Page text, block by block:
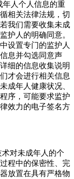
年人个人信息的重
相关法律法规，切
我们需要收集未成
护人的明确同意。
设置专门的监护人
息并勾选同意声
细的信息收集说明
才会进行相关信息
成年人健康状况、
序，可能要求监护
效力的电子签名方
对未成年人的个
程中的保密性、完
放置在具有严格物